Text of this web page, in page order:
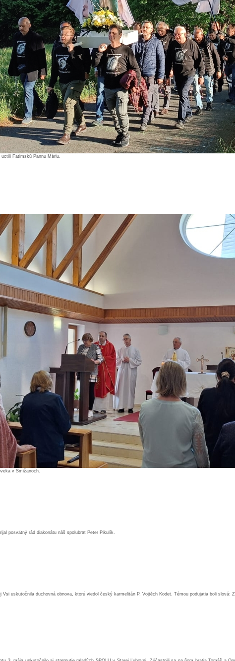
Fatimskú Pannu Máriu.
v Smižanoch.
posvätný rád diakonátu náš spolubrat Peter Pikulík.
uskutočnila duchovná obnova, ktorú viedol český karmelitán P. Vojtěch Kodet. Témou podujatia boli slová: